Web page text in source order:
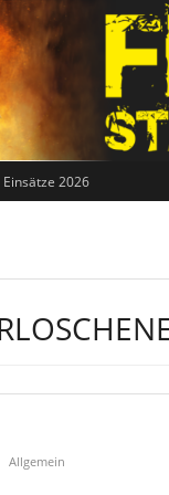
Einsätze 2026
Allgemein